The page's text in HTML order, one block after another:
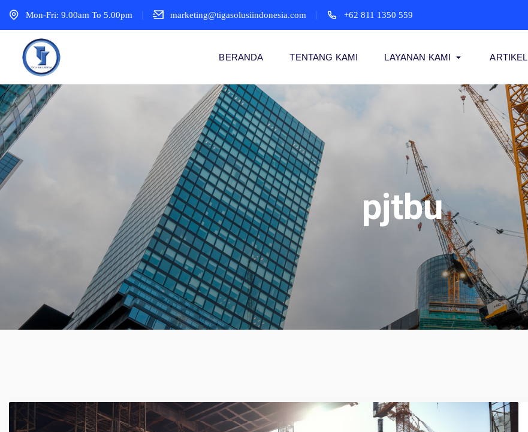
Mon-Fri: 9.00am To 5.00pm marketing@tigasolusiindonesia.com +62 811 1350 559
BERANDA TENTANG KAMI LAYANAN KAMI ARTIKEL
pjtbu